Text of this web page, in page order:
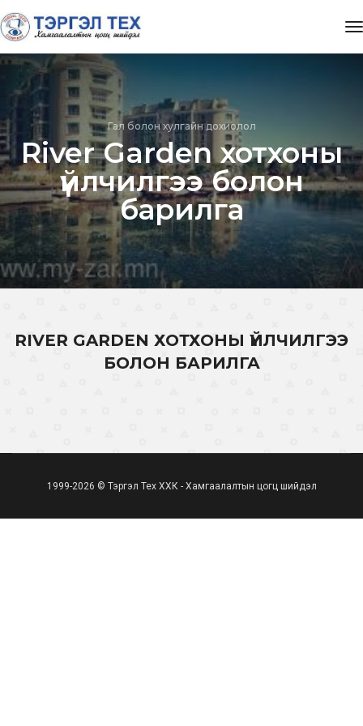
Гал болон хулгайн дохиолол
River Garden хотхоны
үйлчилгээ болон
барилга
RIVER GARDEN ХОТХОНЫ ҮЙЛЧИЛГЭЭ
БОЛОН БАРИЛГА
1999-2026 © Тэргэл Тех ХХК - Хамгаалалтын цогц шийдэл